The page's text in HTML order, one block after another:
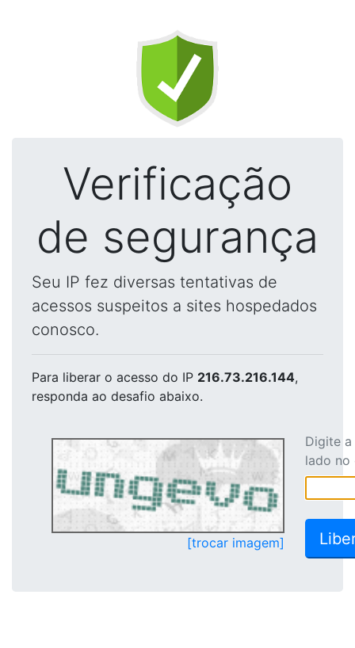
Verificação
de segurança
Seu IP fez diversas tentativas de
acessos suspeitos a sites hospedados
conosco.
Para liberar o acesso do IP 216.73.216.144,
responda ao desafio abaixo.
[trocar imagem]
Digite
lado no